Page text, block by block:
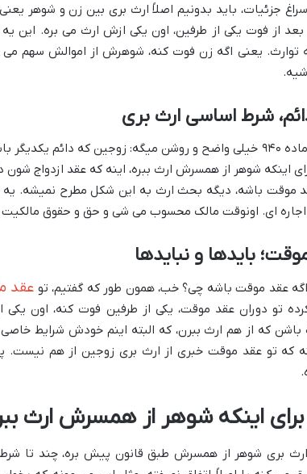
سراغ جزئیات، باید بدونیم اصلاً ارث بری بین زن و شوهر
بعد از فوت یکی از طرفین، اون یکی ازش ارث می بره. این
یعنی اگه زن فوت کنه، شوهرش از اموالش سهم می
شرط اساسی ارث بری
تو قانون مدنی ما، ماده ۹۴۰ خیلی واضح و روشن میگه: زوجین که
اینکه شوهر از همسرش ارث ببره، اینه که عقد ازدواج
موقت باشه، دیگه بحث ارث به این شکل مطرح نمیشه.
اجاره ای. اونوقت مالک محسوب می شی و حق و حقوق مالکیت
بایدها و نبایدها
اگه عقد موقت باشه چی؟ خب، همون طور که گفتیم، تو عقد
تو دوران عقد موقت، یکی از طرفین فوت کنه، اون یکی
باشن که از هم ارث ببرن، که البته اینم خودش شرایط
که تو عقد موقت خبری از ارث بری زوجین از هم نیست.
برای اینکه شوهر از همسرش ارث
بری شوهر از همسرش طبق قانون پیش بره، چند تا شرط